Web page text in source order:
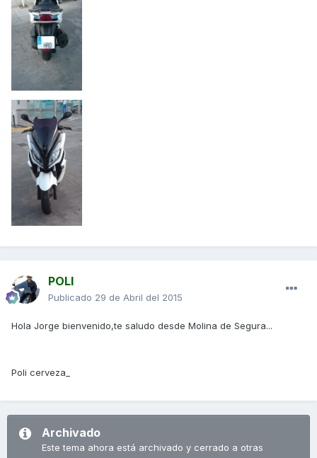
POLI
Publicado 29 de Abril del 2015
Hola Jorge bienvenido,te saludo desde Molina de Segura...
Poli cerveza_
Archivado
Este tema ahora está archivado y cerrado a otras